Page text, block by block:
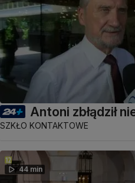
Antoni zbłądził
SZKŁO KONTAKTOWE
44 min